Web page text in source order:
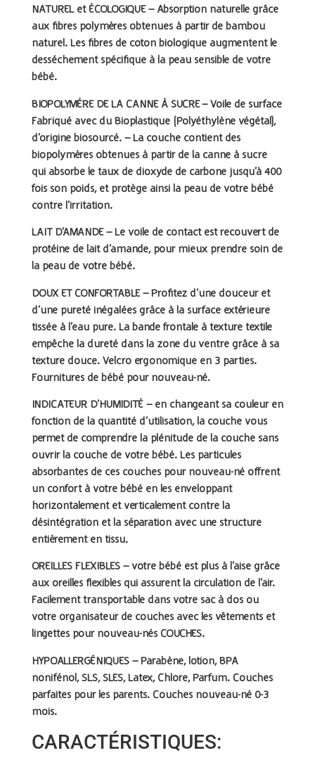
NATUREL et ÉCOLOGIQUE –Absorption naturelle grâce
aux fibres polymères obtenues à partir de bambou
naturel. Les fibres de coton biologique augmentent le
desséchement spécifique à la peau sensible de votre
bébé.
BIOPOLYMÉRE DE LA CANNE À SUCRE –Voile de surface
Fabriqué avec du Bioplastique (Polyéthylène végétal),
d’origine biosourcé. – La couche contient des
biopolymères obtenues à partir de la canne à sucre
qui absorbe le taux de dioxyde de carbone jusqu’à 400
fois son poids, et protège ainsi la peau de votre bébé
contre l’irritation.
LAIT D’AMANDE –Le voile de contact est recouvert de
protéine de lait d’amande, pour mieux prendre soin de
la peau de votre bébé.
DOUX ET CONFORTABLE –Profitez d’une douceur et
d’une pureté inégalées grâce à la surface extérieure
tissée à l’eau pure. La bande frontale à texture textile
empêche la dureté dans la zone du ventre grâce à sa
texture douce. Velcro ergonomique en 3 parties.
Fournitures de bébé pour nouveau-né.
INDICATEUR D’HUMIDITÉ –en changeant sa couleur en
fonction de la quantité d’utilisation, la couche vous
permet de comprendre la plénitude de la couche sans
ouvrir la couche de votre bébé. Les particules
absorbantes de ces couches pour nouveau-né offrent
un confort à votre bébé en les enveloppant
horizontalement et verticalement contre la
désintégration et la séparation avec une structure
entièrement en tissu.
OREILLES FLEXIBLES –votre bébé est plus à l’aise grâce
aux oreilles flexibles qui assurent la circulation de l’air.
Facilement transportable dans votre sac à dos ou
votre organisateur de couches avec les vêtements et
lingettes pour nouveau-nés COUCHES.
HYPOALLERGÉNIQUES –Parabène, lotion, BPA
nonifénol, SLS, SLES, Latex, Chlore, Parfum. Couches
parfaites pour les parents. Couches nouveau-né 0-3
mois.
CARACTÉRISTIQUES: